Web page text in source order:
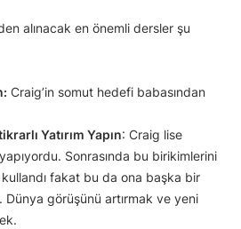
alınacak en önemli dersler şu
Craig’in somut hedefi babasından
Yatırım Yapın: Craig lise
Sonrasında bu birikimlerini
fakat bu da ona başka bir
Dünya görüşünü artırmak ve yeni